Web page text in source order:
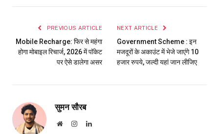
PREVIOUS ARTICLE
Mobile Recharge: फिर से महंगा
होगा मोबाइल रिचार्ज, 2026 में पॉकेट
पर ऐसे डालेगा असर
NEXT ARTICLE
Government Scheme : इन
मजदूरों के अकाउंट में भेजे जाएंगे 10
हजार रुपये, जल्दी यहां जान लीजिए
सुमन सौरब
WebsiteInstagramLinkedIn